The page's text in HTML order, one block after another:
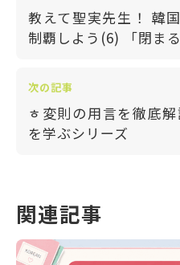
教えて聖実先生！ 韓
制覇しよう(6) 「閉ま
次の記事
ㅎ変則の用言を徹底
を学ぶシリーズ
関連記事